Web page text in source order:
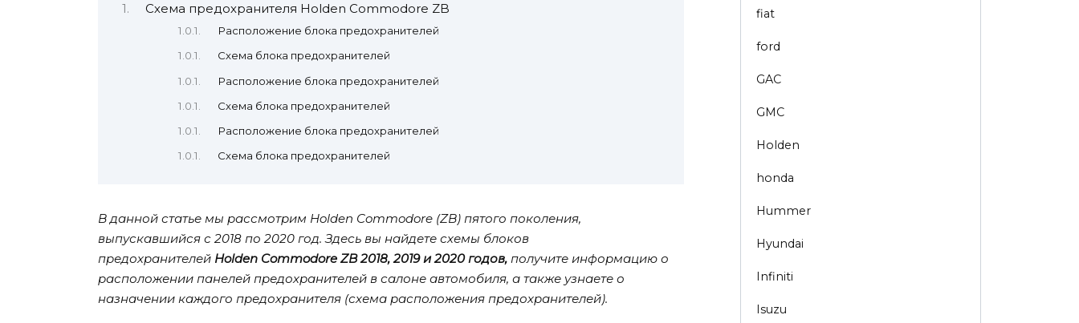
Схема предохранителя Holden Commodore ZB
Расположение блока предохранителей
Схема блока предохранителей
Расположение блока предохранителей
Схема блока предохранителей
Расположение блока предохранителей
Схема блока предохранителей
В данной статье мы рассмотрим Holden Commodore (ZB) пятого поколения,
выпускавшийся с 2018 по 2020 год. Здесь вы найдете схемы блоков
предохранителей Holden Commodore ZB 2018, 2019 и 2020 годов, получите информацию о
расположении панелей предохранителей в салоне автомобиля, а также узнаете о
назначении каждого предохранителя (схема расположения предохранителей).
fiat
ford
GAC
GMC
Holden
honda
Hummer
Hyundai
Infiniti
Isuzu